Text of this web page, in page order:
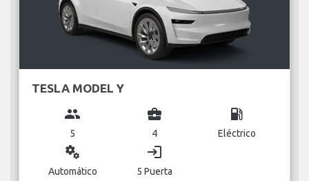
TESLA MODEL Y
group
5
business_center
4
local_gas_station
Eléctrico
miscellaneous_services
Automático
login
5 Puerta